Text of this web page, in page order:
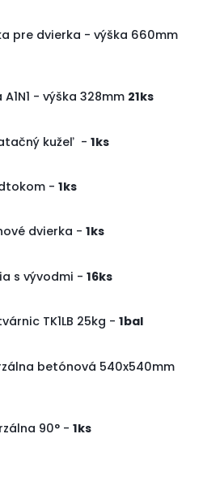
pre dvierka - výška 660mm
- výška 328mm 21ks
kužeľ -1ks
-1ks
dvierka -1ks
s vývodmi -16ks
TK1LB 25kg -1bal
betónová 540x540mm
90° -1ks